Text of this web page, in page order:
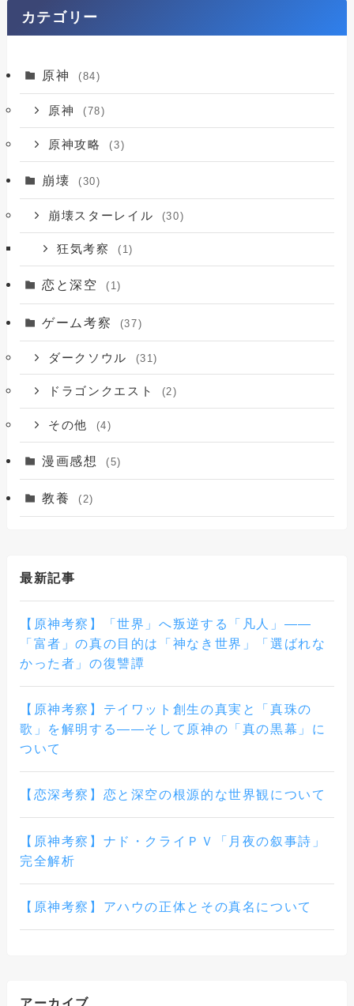
カテゴリー
原神 (84)
原神 (78)
原神攻略 (3)
崩壊 (30)
崩壊スターレイル (30)
狂気考察 (1)
恋と深空 (1)
ゲーム考察 (37)
ダークソウル (31)
ドラゴンクエスト (2)
その他 (4)
漫画感想 (5)
教養 (2)
最新記事
【原神考察】「世界」へ叛逆する「凡人」——
「富者」の真の目的は「神なき世界」「選ばれな
かった者」の復讐譚
【原神考察】テイワット創生の真実と「真珠の
歌」を解明する――そして原神の「真の黒幕」に
ついて
【恋深考察】恋と深空の根源的な世界観について
【原神考察】ナド・クライＰＶ「月夜の叙事詩」
完全解析
【原神考察】アハウの正体とその真名について
アーカイブ